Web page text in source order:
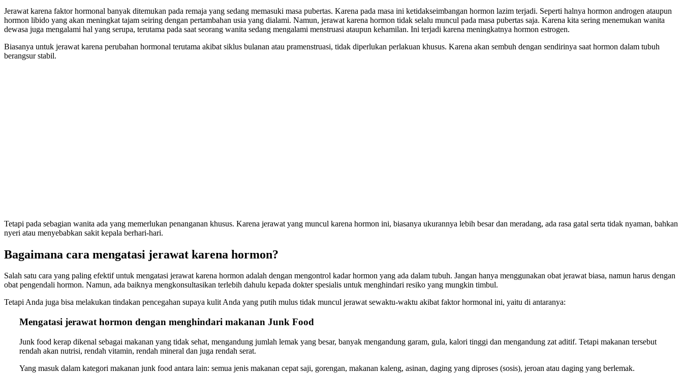
Jerawat karena faktor hormonal banyak ditemukan pada remaja yang sedang memasuki masa pubertas. Karena pada masa ini ketidakseimbangan hormon lazim terjadi. Seperti halnya hormon androgen ataupun
hormon libido yang akan meningkat tajam seiring dengan pertambahan usia yang dialami. Namun, jerawat karena hormon tidak selalu muncul pada masa pubertas saja. Karena kita sering menemukan wanita
dewasa juga mengalami hal yang serupa, terutama pada saat seorang wanita sedang mengalami menstruasi ataupun kehamilan. Ini terjadi karena meningkatnya hormon estrogen.
Biasanya untuk jerawat karena perubahan hormonal terutama akibat siklus bulanan atau pramenstruasi, tidak diperlukan perlakuan khusus. Karena akan sembuh dengan sendirinya saat hormon dalam tubuh
berangsur stabil.
Tetapi pada sebagian wanita ada yang memerlukan penanganan khusus. Karena jerawat yang muncul karena hormon ini, biasanya ukurannya lebih besar dan meradang, ada rasa gatal serta tidak nyaman, bahkan
nyeri atau menyebabkan sakit kepala berhari-hari.
Bagaimana cara mengatasi jerawat karena hormon?
Salah satu cara yang paling efektif untuk mengatasi jerawat karena hormon adalah dengan mengontrol kadar hormon yang ada dalam tubuh. Jangan hanya menggunakan obat jerawat biasa, namun harus dengan
obat pengendali hormon. Namun, ada baiknya mengkonsultasikan terlebih dahulu kepada dokter spesialis untuk menghindari resiko yang mungkin timbul.
Tetapi Anda juga bisa melakukan tindakan pencegahan supaya kulit Anda yang putih mulus tidak muncul jerawat sewaktu-waktu akibat faktor hormonal ini, yaitu di antaranya:
Mengatasi jerawat hormon dengan menghindari makanan Junk Food
Junk food kerap dikenal sebagai makanan yang tidak sehat, mengandung jumlah lemak yang besar, banyak mengandung garam, gula, kalori tinggi dan mengandung zat aditif. Tetapi makanan tersebut
rendah akan nutrisi, rendah vitamin, rendah mineral dan juga rendah serat.
Yang masuk dalam kategori makanan junk food antara lain: semua jenis makanan cepat saji, gorengan, makanan kaleng, asinan, daging yang diproses (sosis), jeroan atau daging yang berlemak.